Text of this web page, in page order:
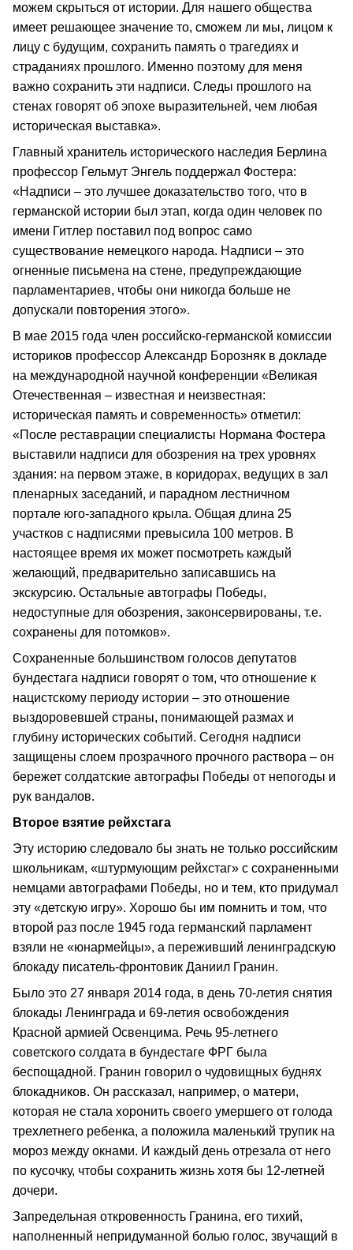
можем скрыться от истории. Для нашего общества
имеет решающее значение то, сможем ли мы, лицом к
лицу с будущим, сохранить память о трагедиях и
страданиях прошлого. Именно поэтому для меня
важно сохранить эти надписи. Следы прошлого на
стенах говорят об эпохе выразительней, чем любая
историческая выставка».
Главный хранитель исторического наследия Берлина
профессор Гельмут Энгель поддержал Фостера:
«Надписи – это лучшее доказательство того, что в
германской истории был этап, когда один человек по
имени Гитлер поставил под вопрос само
существование немецкого народа. Надписи – это
огненные письмена на стене, предупреждающие
парламентариев, чтобы они никогда больше не
допускали повторения этого».
В мае 2015 года член российско-германской комиссии
историков профессор Александр Борозняк в докладе
на международной научной конференции «Великая
Отечественная – известная и неизвестная:
историческая память и современность» отметил:
«После реставрации специалисты Нормана Фостера
выставили надписи для обозрения на трех уровнях
здания: на первом этаже, в коридорах, ведущих в зал
пленарных заседаний, и парадном лестничном
портале юго-западного крыла. Общая длина 25
участков с надписями превысила 100 метров. В
настоящее время их может посмотреть каждый
желающий, предварительно записавшись на
экскурсию. Остальные автографы Победы,
недоступные для обозрения, законсервированы, т.е.
сохранены для потомков».
Сохраненные большинством голосов депутатов
бундестага надписи говорят о том, что отношение к
нацистскому периоду истории – это отношение
выздоровевшей страны, понимающей размах и
глубину исторических событий. Сегодня надписи
защищены слоем прозрачного прочного раствора – он
бережет солдатские автографы Победы от непогоды и
рук вандалов.
Второе взятие рейхстага
Эту историю следовало бы знать не только российским
школьникам, «штурмующим рейхстаг» с сохраненными
немцами автографами Победы, но и тем, кто придумал
эту «детскую игру». Хорошо бы им помнить и том, что
второй раз после 1945 года германский парламент
взяли не «юнармейцы», а переживший ленинградскую
блокаду писатель-фронтовик Даниил Гранин.
Было это 27 января 2014 года, в день 70-летия снятия
блокады Ленинграда и 69-летия освобождения
Красной армией Освенцима. Речь 95-летнего
советского солдата в бундестаге ФРГ была
беспощадной. Гранин говорил о чудовищных буднях
блокадников. Он рассказал, например, о матери,
которая не стала хоронить своего умершего от голода
трехлетнего ребенка, а положила маленький трупик на
мороз между окнами. И каждый день отрезала от него
по кусочку, чтобы сохранить жизнь хотя бы 12-летней
дочери.
Запредельная откровенность Гранина, его тихий,
наполненный непридуманной болью голос, звучащий в